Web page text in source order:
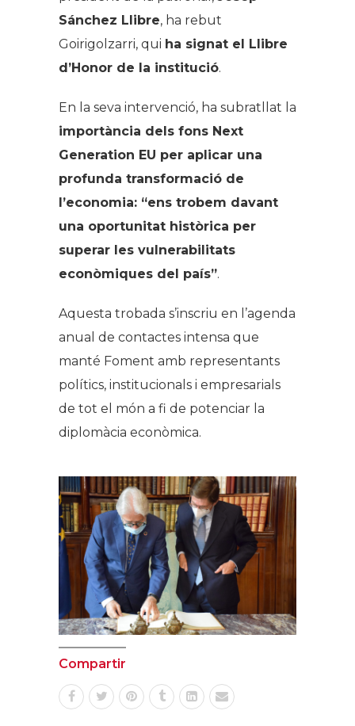
Sánchez Llibre, ha rebut
Goirigolzarri, qui ha signat el Llibre
d’Honor de la institució.
En la seva intervenció, ha subratllat la
importància dels fons Next
Generation EU per aplicar una
profunda transformació de
l’economia: “ens trobem davant
una oportunitat històrica per
superar les vulnerabilitats
econòmiques del país”.
Aquesta trobada s’inscriu en l’agenda
anual de contactes intensa que
manté Foment amb representants
polítics, institucionals i empresarials
de tot el món a fi de potenciar la
diplomàcia econòmica.
Compartir